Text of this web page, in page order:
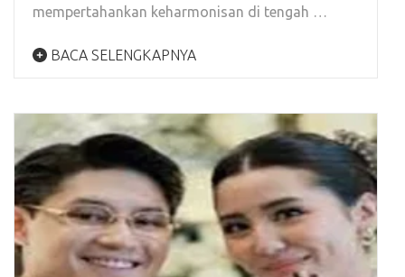
mempertahankan keharmonisan di tengah …
BACA SELENGKAPNYA